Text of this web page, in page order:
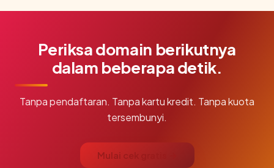
Periksa domain berikutnya
dalam beberapa detik.
Tanpa pendaftaran. Tanpa kartu kredit. Tanpa kuota
tersembunyi.
Mulai cek gratis →